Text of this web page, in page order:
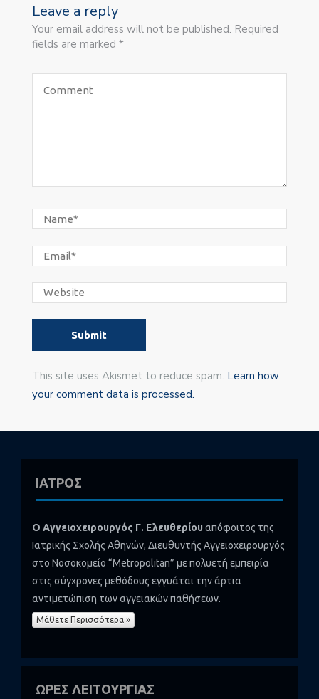
Leave a reply
Your email address will not be published. Required
fields are marked *
This site uses Akismet to reduce spam. Learn how
your comment data is processed.
ΙΑΤΡΟΣ
Ο Αγγειοχειρουργός Γ. Ελευθερίου απόφοιτος της
Ιατρικής Σχολής Αθηνών, Διευθυντής Αγγειοχειρουργός
στο Νοσοκομείο “Metropolitan” με πολυετή εμπειρία
στις σύγχρονες μεθόδους εγγυάται την άρτια
αντιμετώπιση των αγγειακών παθήσεων.
Μάθετε Περισσότερα »
ΩΡΕΣ ΛΕΙΤΟΥΡΓΙΑΣ